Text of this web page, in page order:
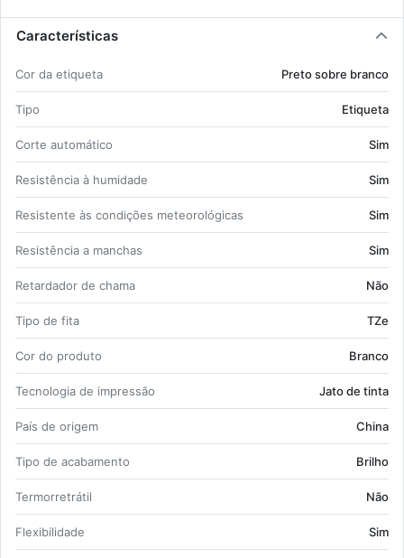
Características
Cor da eti­queta Preto sobre branco
Tipo Eti­queta
Corte au­to­má­tico Sim
Re­sis­tência à hu­mi­dade Sim
Re­sis­tente às con­di­ções me­te­o­ro­ló­gicas Sim
Re­sis­tência a man­chas Sim
Re­tar­dador de chama Não
Tipo de fita TZe
Cor do pro­duto Branco
Tec­no­logia de im­pressão Jato de tinta
País de origem China
Tipo de aca­ba­mento Brilho
Ter­mor­re­trátil Não
Fle­xi­bi­li­dade Sim